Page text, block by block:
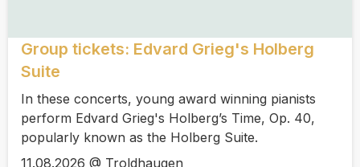
Group tickets: Edvard Grieg's Holberg
Suite
In these concerts, young award winning pianists
perform Edvard Grieg's Holberg’s Time, Op. 40,
popularly known as the Holberg Suite.
11.08.2026 @ Troldhaugen